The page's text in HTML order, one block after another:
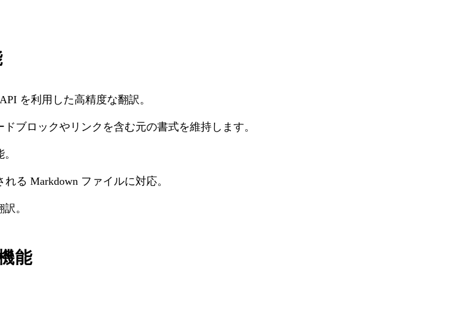
を利用した高精度な翻訳。
ブロックやリンクを含む元の書式を維持します。
る Markdown ファイルに対応。
。
能